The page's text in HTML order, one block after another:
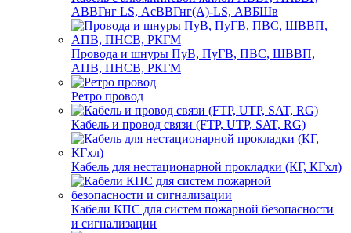
АВВГнг LS, АсВВГнг(А)-LS, АВБШв
Провода и шнуры ПуВ, ПуГВ, ПВС, ШВВП,
АПВ, ПНСВ, РКГМ
Ретро провод
Кабель и провод связи (FTP, UTP, SAT, RG)
Кабель для нестационарной прокладки (КГ, КГхл)
Кабели КПС для систем пожарной безопасности
и сигнализации